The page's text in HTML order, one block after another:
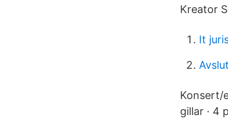
Kreator
It
Konsert/
gillar · 4